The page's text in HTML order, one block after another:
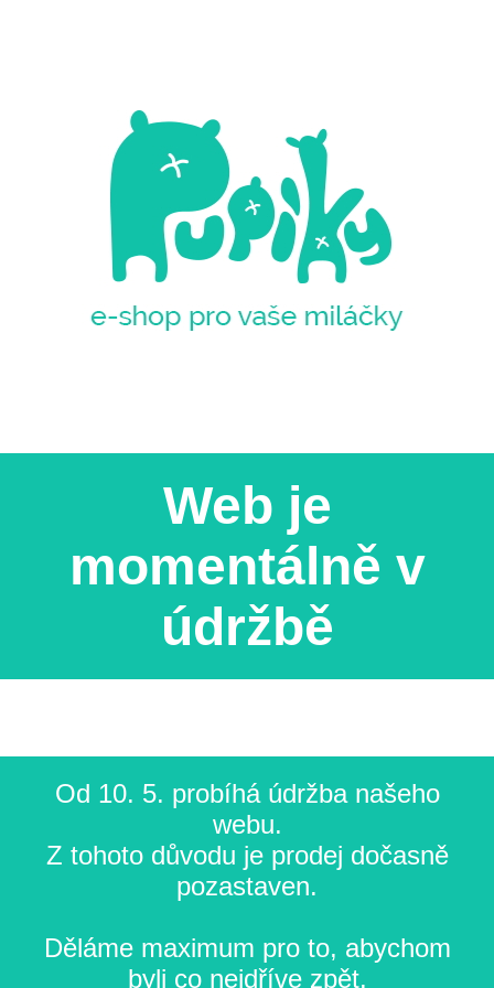
Web je
momentálně v
údržbě
Od 10. 5. probíhá údržba našeho
webu.
Z tohoto důvodu je prodej dočasně
pozastaven.
Děláme maximum pro to, abychom
byli co nejdříve zpět.